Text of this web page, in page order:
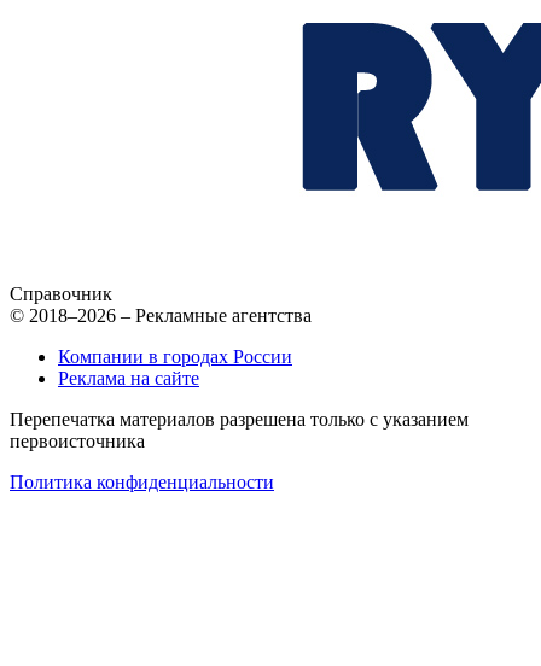
Справочник
© 2018–2026 – Рекламные агентства
Компании в городах России
Реклама на сайте
Перепечатка материалов разрешена только с указанием
первоисточника
Политика конфиденциальности